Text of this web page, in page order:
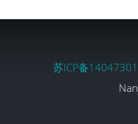
苏ICP备